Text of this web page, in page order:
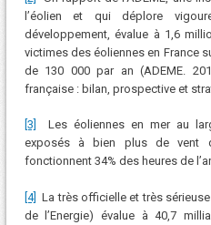
l’éolien et qui déplore
développement, évalue à 1,6
victimes des éoliennes en France
de 130 000 par an (ADEME.
française : bilan, prospective et
[3]
Les éoliennes en mer au
exposés à bien plus de vent
fonctionnent 34% des heures de
[4] La très officielle et très
de l’Energie) évalue à 40,7